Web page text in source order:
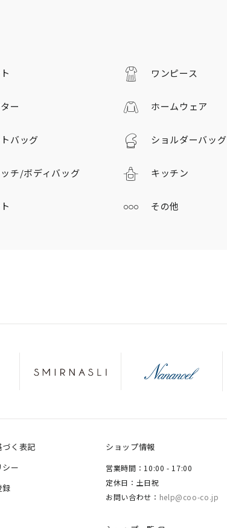
ワンピース
ー ホームウェア
トバッグ ショルダーバッグ
チ/ボディバッグ キッチン
その他
く表記
ー
録
ショップ情報
営業時間：10:00 - 17:00
定休日：土日祝
お問い合わせ： help@coo-co.jp